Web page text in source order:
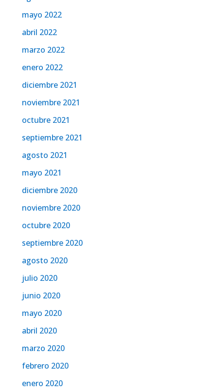
mayo 2022
abril 2022
marzo 2022
enero 2022
diciembre 2021
noviembre 2021
octubre 2021
septiembre 2021
agosto 2021
mayo 2021
diciembre 2020
noviembre 2020
octubre 2020
septiembre 2020
agosto 2020
julio 2020
junio 2020
mayo 2020
abril 2020
marzo 2020
febrero 2020
enero 2020